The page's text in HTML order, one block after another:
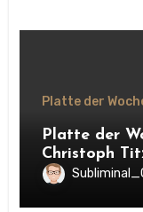
Platte der
Platte der
Christoph